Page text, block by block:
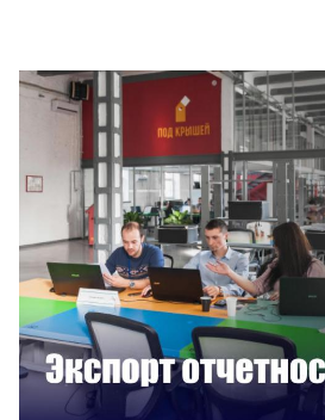
Смотреть проект